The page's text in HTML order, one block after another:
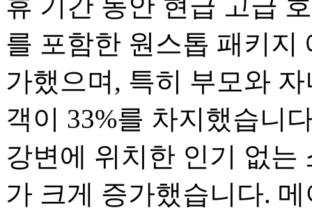
를 포함한 원스톱 패키지
가했으며, 특히 부모와
객이 33%를 차지했습니
강변에 위치한 인기 없는
가 크게 증가했습니다.